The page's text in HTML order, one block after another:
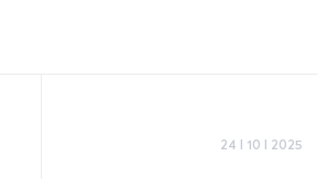
24 I 10 I 2025